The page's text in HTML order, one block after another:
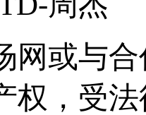
网或与
权，受